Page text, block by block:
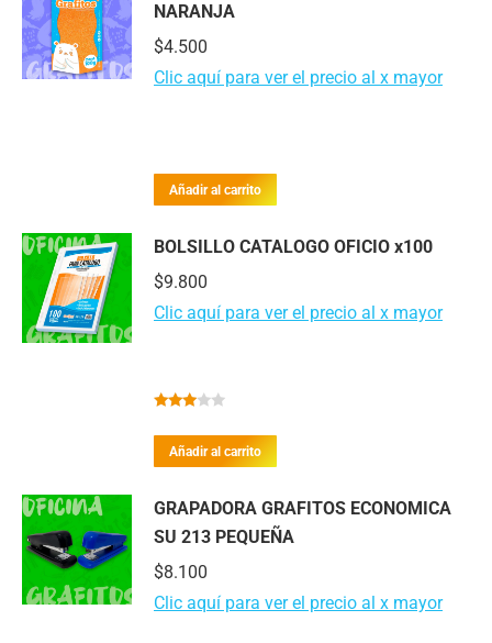
NARANJA
$4.500
Clic aquí para ver el precio al x mayor
Añadir al carrito
BOLSILLO CATALOGO OFICIO x100
$9.800
Clic aquí para ver el precio al x mayor
con
2.82
de 5
Añadir al carrito
GRAPADORA GRAFITOS ECONOMICA
SU 213 PEQUEÑA
$8.100
Clic aquí para ver el precio al x mayor